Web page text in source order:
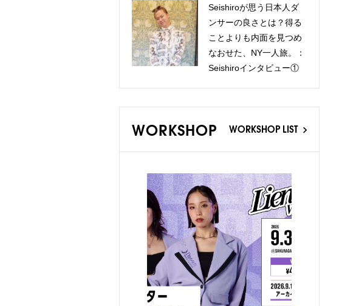
Seishiroが思う日本人ダ
ンサーの良さとは？得る
ことよりも内面を見つめ
なおせた、NY一人旅。：
Seishiroインタビュー①
WORKSHOP WORKSHOP LIST